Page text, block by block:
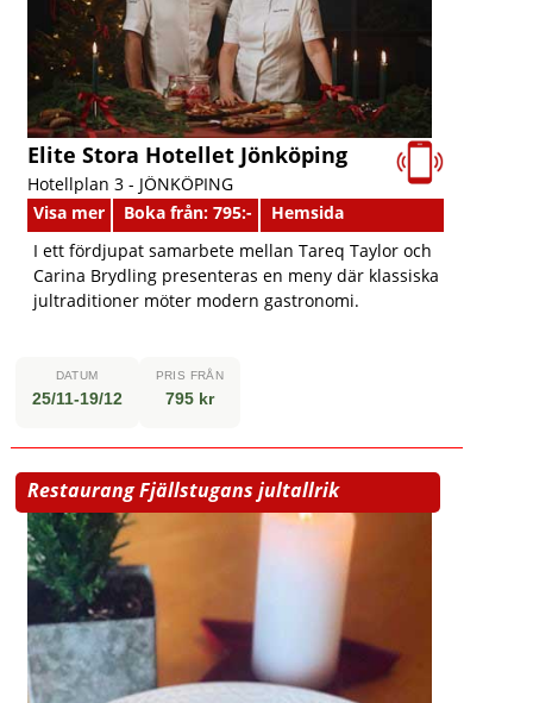
Elite Stora Hotellet Jönköping
Hotellplan 3 - JÖNKÖPING
Visa mer
Boka från: 795:-
Hemsida
I ett fördjupat samarbete mellan Tareq Taylor och
Carina Brydling presenteras en meny där klassiska
jultraditioner möter modern gastronomi.
DATUM
25/11-19/12
PRIS FRÅN
795 kr
Restaurang Fjällstugans jultallrik